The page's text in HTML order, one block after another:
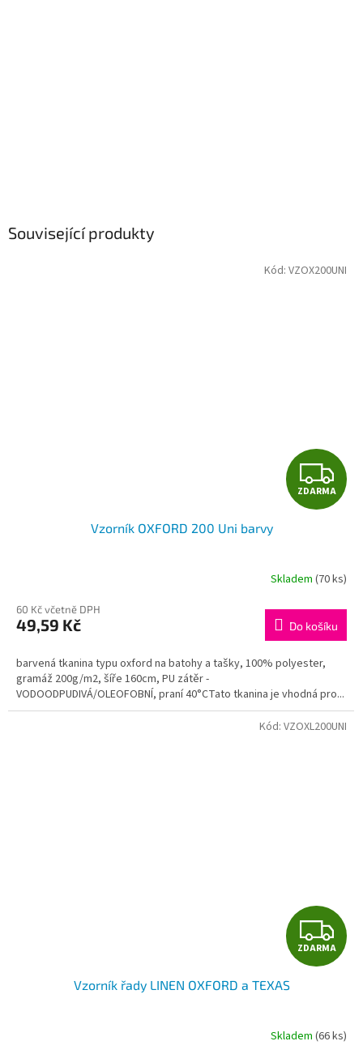
Související produkty
Z
D
R
M
A
ZDARMA
Vzorník OXFORD 200 Uni barvy
Skladem (70 ks)
60 Kč včetně DPH
49,59 Kč Do košíku
barvená tkanina typu oxford na batohy a tašky, 100% polyester,
gramáž 200g/m2, šíře 160cm, PU zátěr -
VODOODPUDIVÁ/OLEOFOBNÍ, praní 40°CTato tkanina je vhodná pro...
Kód: VZOX200UNI
Z
D
R
ZDARMA
Vzorník řady LINEN OXFORD a TEXAS
Skladem (66 ks)
Kód: VZOXL200UNI